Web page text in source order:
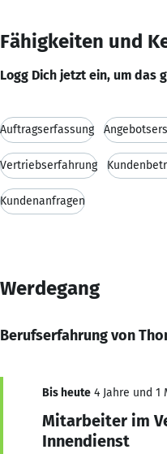
Fähigkeiten und
Logg Dich jetzt ein, um das
Auftragserfassung
Vertriebserfahrung
Kundenanfragen
Werdegang
Berufserfahrung von
Bis heute 4 Jahre und 1
Mitarbeiter im
Innendienst